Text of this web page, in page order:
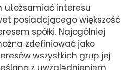
utożsamiać interesu
posiadającego większość
spółki. Najogólniej
zdefiniować jako
wszystkich grup jej
z uwzględnieniem